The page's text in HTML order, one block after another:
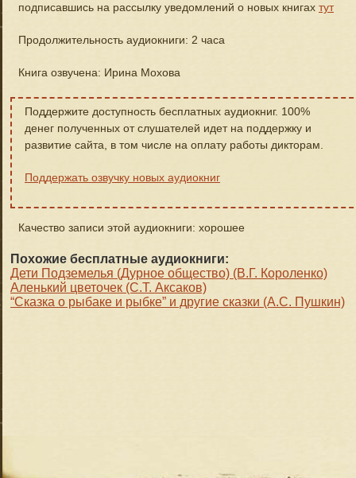
подписавшись на рассылку уведомлений о новых книгах тут
Продолжительность аудиокниги: 2 часа
Книга озвучена: Ирина Мохова
Поддержите доступность бесплатных аудиокниг. 100%
денег полученных от слушателей идет на поддержку и
развитие сайта, в том числе на оплату работы дикторам.
Поддержать озвучку новых аудиокниг
Качество записи этой аудиокниги: хорошее
Похожие бесплатные аудиокниги:
Дети Подземелья (Дурное общество) (В.Г. Короленко)
Аленький цветочек (С.Т. Аксаков)
“Сказка о рыбаке и рыбке” и другие сказки (А.С. Пушкин)